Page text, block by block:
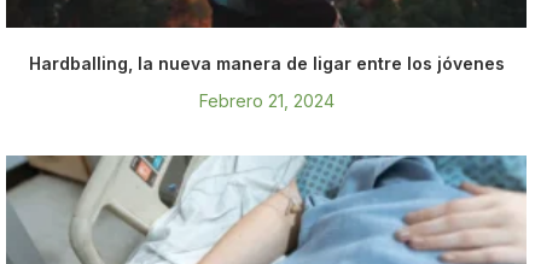
Hardballing, la nueva manera de ligar entre los jóvenes
Febrero 21, 2024